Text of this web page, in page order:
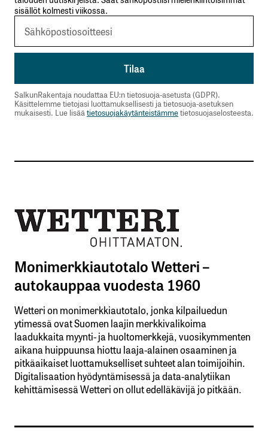
sisällöt kolmesti viikossa.
SalkunRakentaja noudattaa EU:n tietosuoja-asetusta (GDPR).
Käsittelemme tietojasi luottamuksellisesti ja tietosuoja-asetuksen
mukaisesti. Lue lisää tietosuojakäytänteistämmetietosuojaselosteesta.
Monimerkkiautotalo Wetteri –
autokauppaa vuodesta 1960
Wetteri on monimerkkiautotalo, jonka kilpailuedun
ytimessä ovat Suomen laajin merkkivalikoima
laadukkaita myynti- ja huoltomerkkejä, vuosikymmenten
aikana huippuunsa hiottu laaja-alainen osaaminen ja
pitkäaikaiset luottamukselliset suhteet alan toimijoihin.
Digitalisaation hyödyntämisessä ja data-analytiikan
kehittämisessä Wetteri on ollut edelläkävijä jo pitkään.